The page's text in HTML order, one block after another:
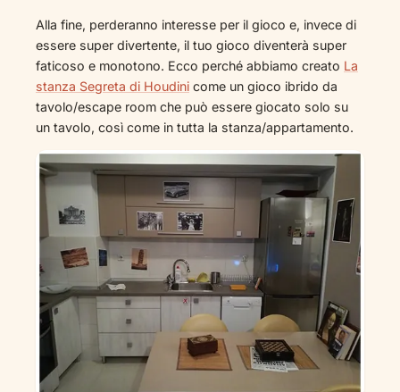
Alla fine, perderanno interesse per il gioco e, invece di
essere super divertente, il tuo gioco diventerà super
faticoso e monotono. Ecco perché abbiamo creato La
stanza Segreta di Houdini come un gioco ibrido da
tavolo/escape room che può essere giocato solo su
un tavolo, così come in tutta la stanza/appartamento.